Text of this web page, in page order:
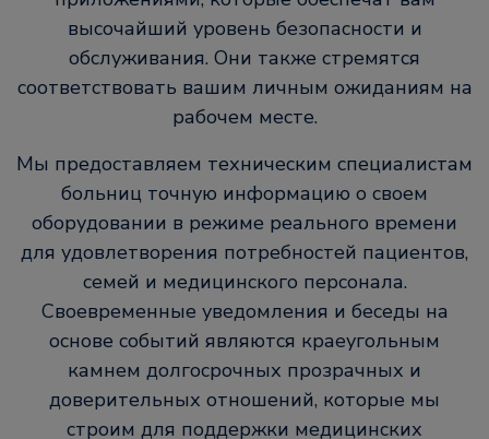
высочайший уровень безопасности и
обслуживания. Они также стремятся
соответствовать вашим личным ожиданиям на
рабочем месте.
Мы предоставляем техническим специалистам
больниц точную информацию о своем
оборудовании в режиме реального времени
для удовлетворения потребностей пациентов,
семей и медицинского персонала.
Своевременные уведомления и беседы на
основе событий являются краеугольным
камнем долгосрочных прозрачных и
доверительных отношений, которые мы
строим для поддержки медицинских